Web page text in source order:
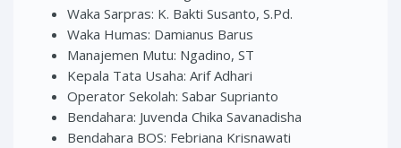
Waka Sarpras: K. Bakti Susanto, S.Pd.
Waka Humas: Damianus Barus
Manajemen Mutu: Ngadino, ST
Kepala Tata Usaha: Arif Adhari
Operator Sekolah: Sabar Suprianto
Bendahara: Juvenda Chika Savanadisha
Bendahara BOS: Febriana Krisnawati